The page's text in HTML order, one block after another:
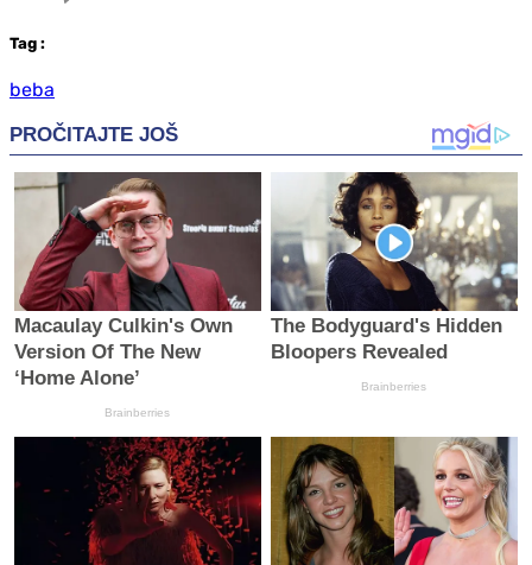
Tag :
beba